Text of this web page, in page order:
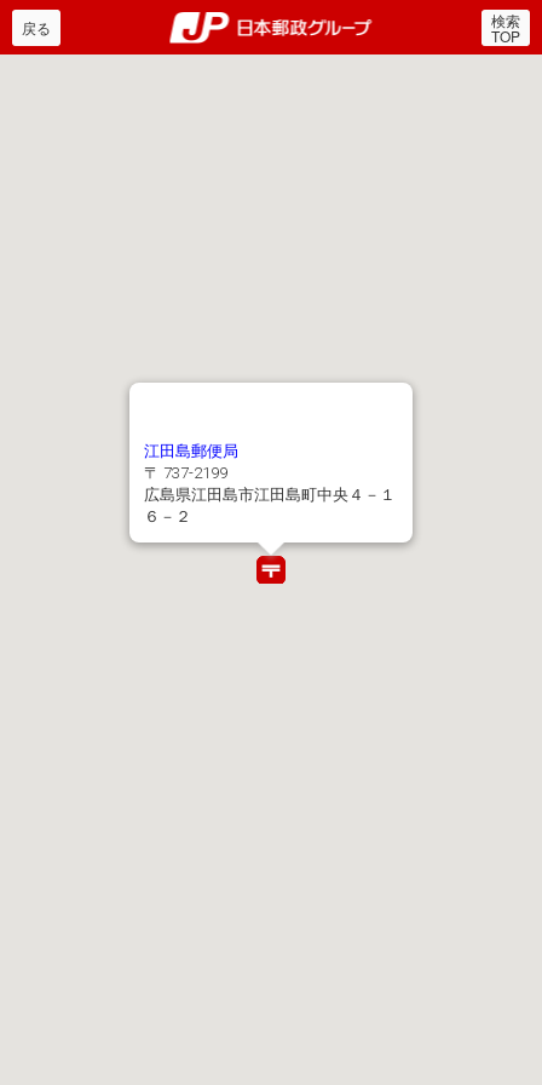
郵便局・日本郵政グルー
戻る 検索
TOP
江田島郵便局
〒 737-2199
広島県江田島市江田島町中央４－１
６－２